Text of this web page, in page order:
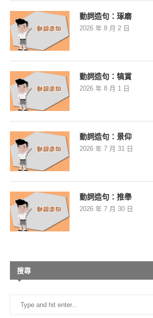
動詞造句：琢磨
2026 年 8 月 2 日
動詞造句：犒賞
2026 年 8 月 1 日
動詞造句：景仰
2026 年 7 月 31 日
動詞造句：推舉
2026 年 7 月 30 日
搜尋